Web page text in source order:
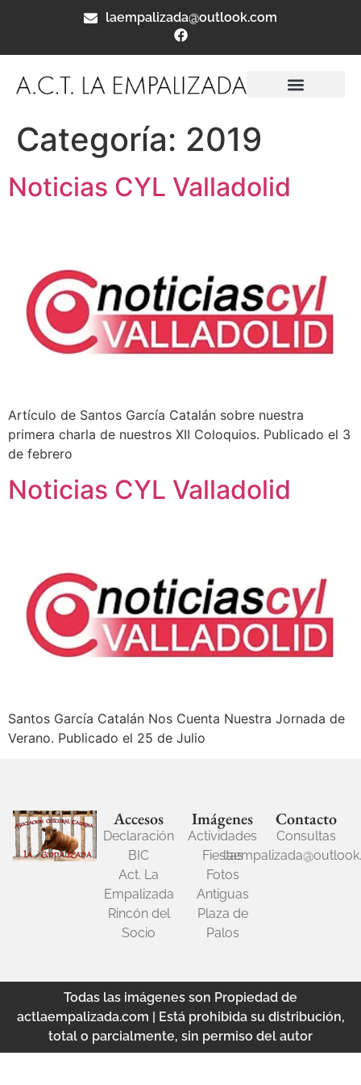
laempalizada@outlook.com
Categoría: 2019
Noticias CYL Valladolid
Artículo de Santos García Catalán sobre nuestra
primera charla de nuestros XII Coloquios. Publicado el 3
de febrero
Noticias CYL Valladolid
Santos García Catalán Nos Cuenta Nuestra Jornada de
Verano. Publicado el 25 de Julio
Accesos
Declaración
BIC
Act. La
Empalizada
Rincón del
Socio
Imágenes
Actividades
Fiestas
Fotos
Antiguas
Plaza de
Palos
Contacto
Consultas
Todas las imágenes son Propiedad de
actlaempalizada.com | Está prohibida su distribución,
total o parcialmente, sin permiso del autor